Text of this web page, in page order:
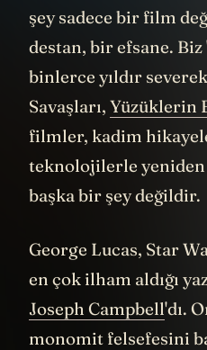
şey sadece bir film
destan, bir efsane. Biz
binlerce yıldır
Savaşları, Yüzüklerin
filmler, kadim
teknolojilerle yeniden
başka bir şey değildir.
George Lucas, Star
en çok ilham aldığı
Joseph Campbell'dı.
monomit felsefesini